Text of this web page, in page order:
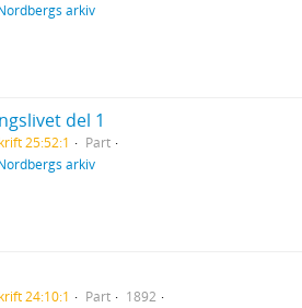
arkiv
del 1
25:52:1
Part
arkiv
24:10:1 Part
1892